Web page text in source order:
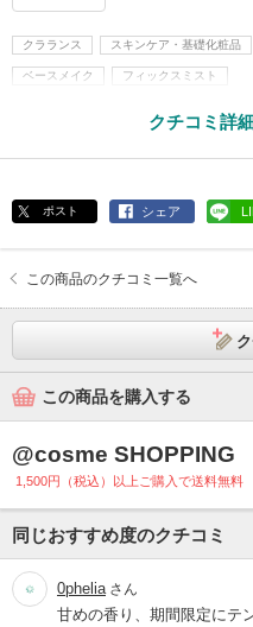
クラランス スキンケア・基礎化粧品
ベースメイク フィックスミスト
クチコミ詳
ポスト シェア
この商品のクチコミ一覧へ
この商品を購入する
@cosme SHOPPING
1,500円（税込）以上ご購入で送料無料
同じおすすめ度のクチコミ
0phelia さん
甘めの香り、期間限定にテ